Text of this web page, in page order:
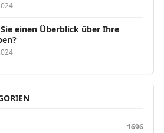
einen Überblick über Ihre
1696